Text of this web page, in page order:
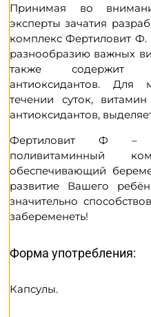
Принимая во
эксперты зачатия
комплекс Фертиловит
разнообразию важных
также содержит
антиоксидантов. Для
течении суток,
антиоксидантов,
Фертиловит Ф –
поливитаминный
обеспечивающий
развитие Вашего
значительно
забеременеть!
Форма употребления:
Капсулы.